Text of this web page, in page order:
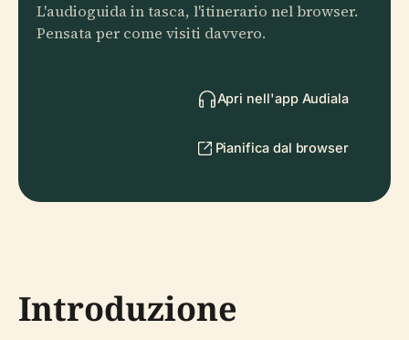
L'audioguida in tasca, l'itinerario nel browser.
Pensata per come visiti davvero.
Apri nell'app Audiala
Pianifica dal browser
Introduzione